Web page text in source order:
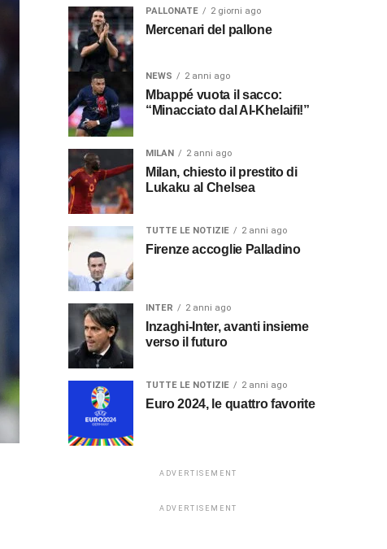
PALLONATE 2 giorni ago
Mercenari del pallone
NEWS 2 anni ago
Mbappé vuota il sacco:
“Minacciato dal Al-Khelaifi!”
MILAN 2 anni ago
Milan, chiesto il prestito di
Lukaku al Chelsea
TUTTE LE NOTIZIE 2 anni ago
Firenze accoglie Palladino
INTER 2 anni ago
Inzaghi-Inter, avanti insieme
verso il futuro
TUTTE LE NOTIZIE 2 anni ago
Euro 2024, le quattro favorite
ADVERTISEMENT
ADVERTISEMENT